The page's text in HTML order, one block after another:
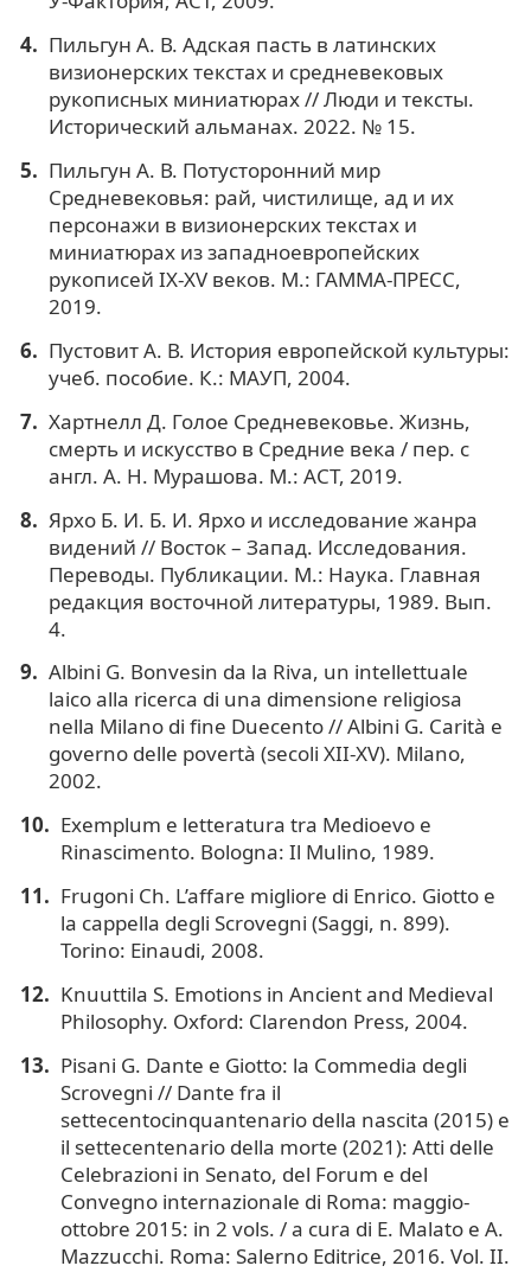
Пильгун А. В. Адская пасть в латинских
визионерских текстах и средневековых
рукописных миниатюрах // Люди и тексты.
Исторический альманах. 2022. № 15.
Пильгун А. В. Потусторонний мир
Средневековья: рай, чистилище, ад и их
персонажи в визионерских текстах и
миниатюрах из западноевропейских
рукописей IX-XV веков. М.: ГАММА-ПРЕСС,
2019.
Пустовит А. В. История европейской культуры:
учеб. пособие. К.: МАУП, 2004.
Хартнелл Д. Голое Средневековье. Жизнь,
смерть и искусство в Средние века / пер. с
англ. А. Н. Мурашова. М.: АСТ, 2019.
Ярхо Б. И. Б. И. Ярхо и исследование жанра
видений // Восток – Запад. Исследования.
Переводы. Публикации. М.: Наука. Главная
редакция восточной литературы, 1989. Вып.
4.
Albini G. Bonvesin da la Riva, un intellettuale
laico alla ricerca di una dimensione religiosa
nella Milano di fine Duecento // Albini G. Carità e
governo delle povertà (secoli XII-XV). Milano,
2002.
Exemplum e letteratura tra Medioevo e
Rinascimento. Bologna: Il Mulino, 1989.
Frugoni Ch. L’affare migliore di Enrico. Giotto e
la cappella degli Scrovegni (Saggi, n. 899).
Torino: Einaudi, 2008.
Knuuttila S. Emotions in Ancient and Medieval
Philosophy. Oxford: Clarendon Press, 2004.
Pisani G. Dante e Giotto: la Commedia degli
Scrovegni // Dante fra il
settecentocinquantenario della nascita (2015) e
il settecentenario della morte (2021): Atti delle
Celebrazioni in Senato, del Forum e del
Convegno internazionale di Roma: maggio-
ottobre 2015: in 2 vols. / a cura di E. Malato e A.
Mazzucchi. Roma: Salerno Editrice, 2016. Vol. II.